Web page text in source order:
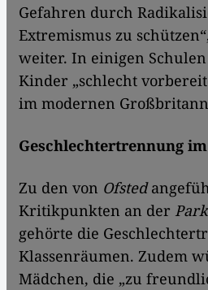
Gefahren durch
Extremismus zu
weiter. In einigen
Kinder „schlecht
im modernen
Geschlechtertrennung
Zu den von Ofsted
Kritikpunkten an der
gehörte die
Klassenräumen. Zudem
Mädchen, die „zu